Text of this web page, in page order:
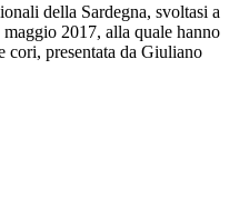
della Sardegna, svoltasi a
2017, alla quale hanno
cori, presentata da Giuliano